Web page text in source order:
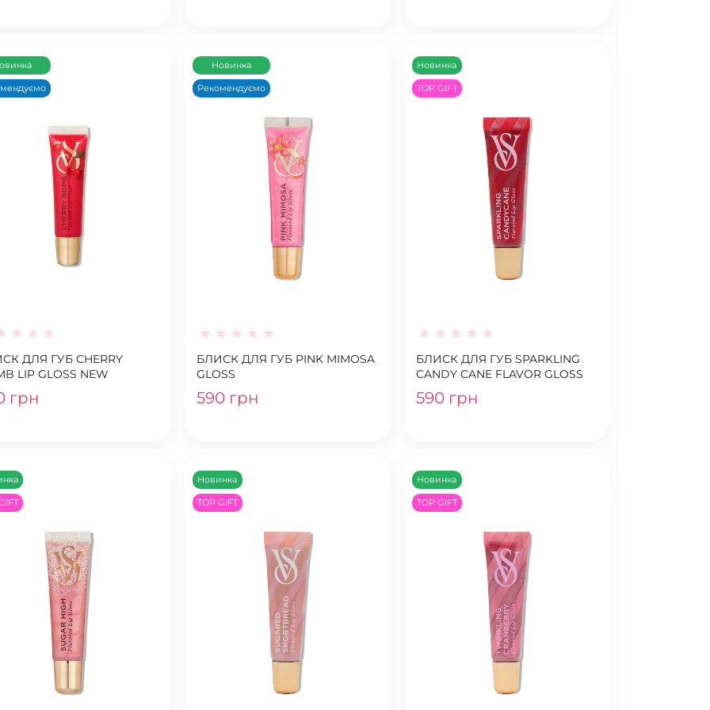
ДЛЯ ГУБ CHERRY
LIP GLOSS NEW
грн
Новинка
Рекомендуємо
БЛИСК ДЛЯ ГУБ PINK MIMOSA
GLOSS
590 грн
Новинка
TOP GIFT
БЛИСК ДЛЯ ГУБ SPARKLING
CANDY CANE FLAVOR GLOSS
590 грн
Новинка
TOP GIFT
Новинка
TOP GIFT